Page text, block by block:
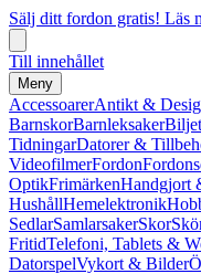
Sälj ditt fordon gratis! Läs
Till innehållet
Meny
AccessoarerAntikt &
BarnskorBarnleksaker
TidningarDatorer &
VideofilmerFordon
OptikFrimärkenHandgjort
HushållHemelektronik
SedlarSamlarsakerSkor
FritidTelefoni, Tablets &
DatorspelVykort & Bilder